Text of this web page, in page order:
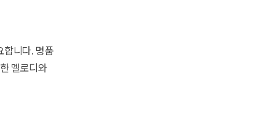
합니다. 명품
멜로디와